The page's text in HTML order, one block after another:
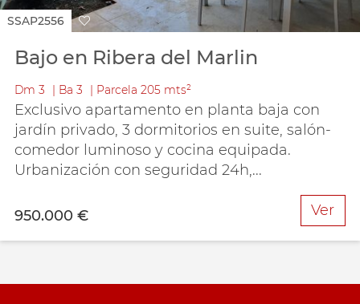
SSAP2556
Bajo en Ribera del Marlin
Dm 3 Ba 3 Parcela 205 mts²
Exclusivo apartamento en planta baja con
jardín privado, 3 dormitorios en suite, salón-
comedor luminoso y cocina equipada.
Urbanización con seguridad 24h,...
950.000 € Ver